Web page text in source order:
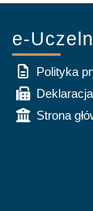
e-
Polityka
Strona